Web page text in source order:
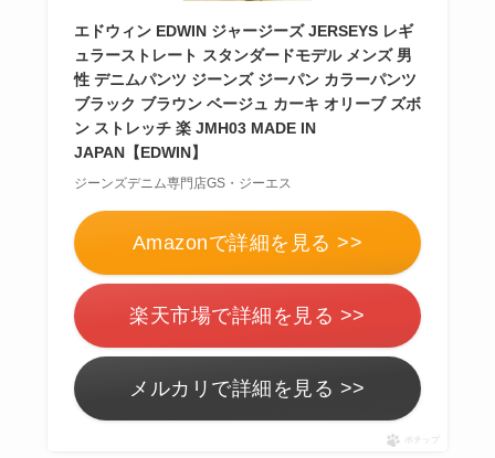
エドウィン EDWIN ジャージーズ JERSEYS レギ
ュラーストレート スタンダードモデル メンズ 男
性 デニムパンツ ジーンズ ジーパン カラーパンツ
ブラック ブラウン ベージュ カーキ オリーブ ズボ
ン ストレッチ 楽 JMH03 MADE IN
JAPAN【EDWIN】
ジーンズデニム専門店GS・ジーエス
Amazonで詳細を見る >>
楽天市場で詳細を見る >>
メルカリで詳細を見る >>
ポチップ